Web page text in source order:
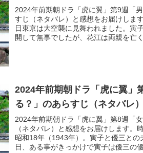
2024年前期朝ドラ「虎に翼」第9週「
すじ（ネタバレ）と感想をお届けしま
日東京は大空襲に見舞われました。寅
開して無事でしたが、花江は両親を亡く
2024年前期朝ドラ「虎に翼」
る？」のあらすじ（ネタバレ）
2024年前期朝ドラ「虎に翼」第8週「
（ネタバレ）と感想をお届けします。
昭和18年（1943年）。寅子と優三との
日、ある事がきっかけで寅子は優三の優